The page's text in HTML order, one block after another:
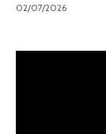
02/07/2026